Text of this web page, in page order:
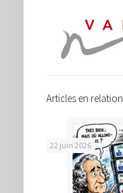
Articles en relation
22 juin 2026